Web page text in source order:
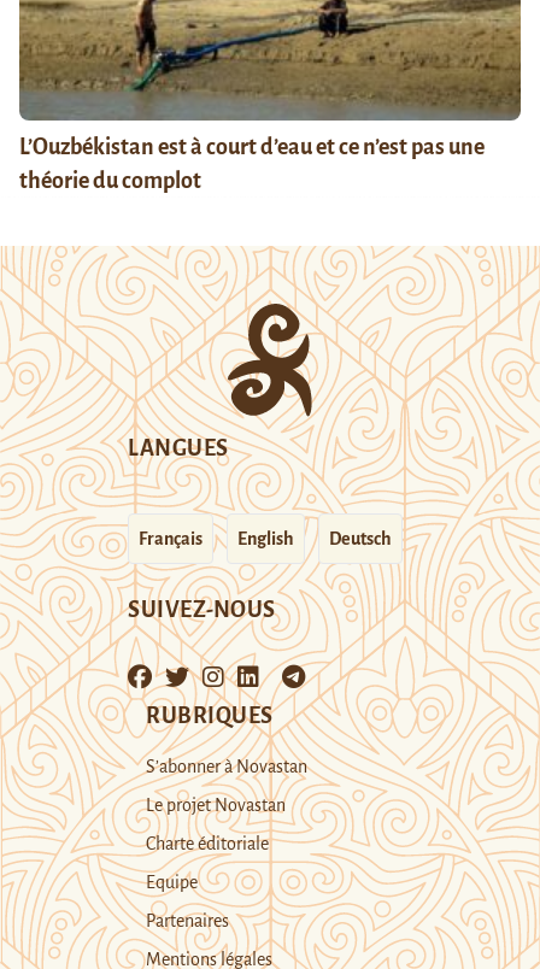
L’Ouzbékistan est à court d’eau et ce n’est pas une
théorie du complot
LANGUES
Français English Deutsch
SUIVEZ-NOUS
RUBRIQUES
S’abonner à Novastan
Le projet Novastan
Charte éditoriale
Equipe
Partenaires
Mentions légales